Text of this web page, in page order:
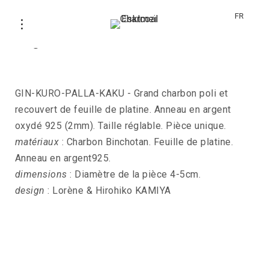
FR
GIN-KURO-PALLA-KAKU - Grand charbon poli et
recouvert de feuille de platine. Anneau en argent
oxydé 925 (2mm). Taille réglable. Pièce unique.
matériaux : Charbon Binchotan. Feuille de platine.
Anneau en argent925.
dimensions : Diamètre de la pièce 4-5cm.
design : Lorène & Hirohiko KAMIYA